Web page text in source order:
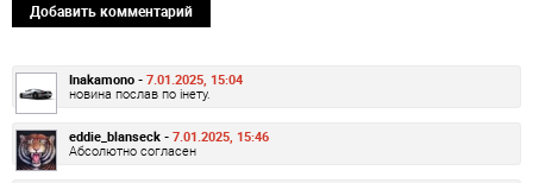
Добавить комментарий
Inakamono - 7.01.2025, 15:04
новина послав по інету.
eddie_blanseck - 7.01.2025, 15:46
Абсолютно согласен